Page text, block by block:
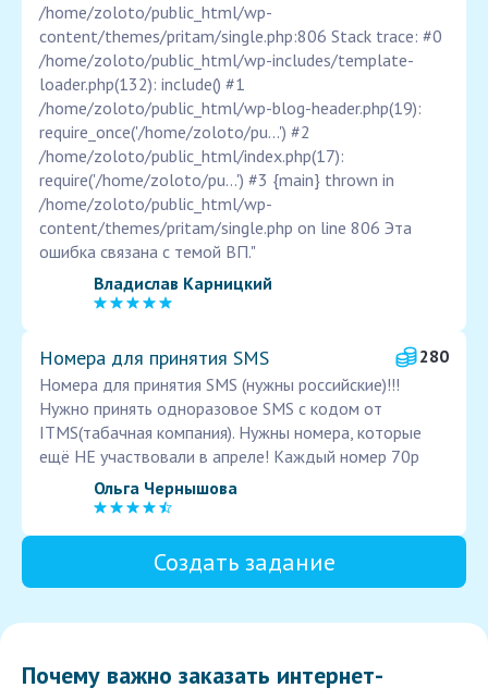
/home/zoloto/public_html/wp-
content/themes/pritam/single.php:806 Stack trace: #0
/home/zoloto/public_html/wp-includes/template-
loader.php(132): include() #1
/home/zoloto/public_html/wp-blog-header.php(19):
require_once('/home/zoloto/pu...') #2
/home/zoloto/public_html/index.php(17):
require('/home/zoloto/pu...') #3 {main} thrown in
/home/zoloto/public_html/wp-
content/themes/pritam/single.php on line 806 Эта
ошибка связана с темой ВП."
Владислав Карницкий
Номера для принятия SMS
280
Номера для принятия SMS (нужны российские)!!!
Нужно принять одноразовое SMS с кодом от
ITMS(табачная компания). Нужны номера, которые
ещё НЕ участвовали в апреле! Каждый номер 70р
Ольга Чернышова
Создать задание
Почему важно заказать интернет-